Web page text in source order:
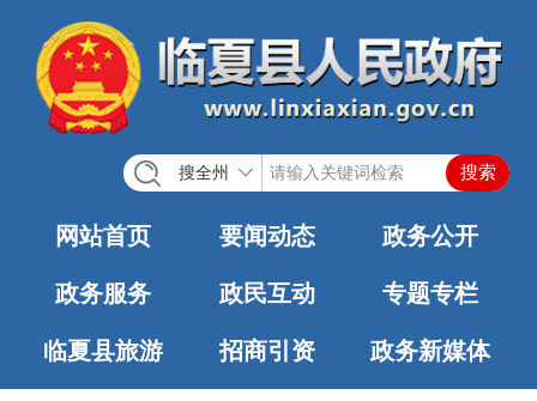
搜全州
网站首页 要闻动态 政务公开
政务服务 政民互动 专题专栏
临夏县旅游 招商引资 政务新媒体